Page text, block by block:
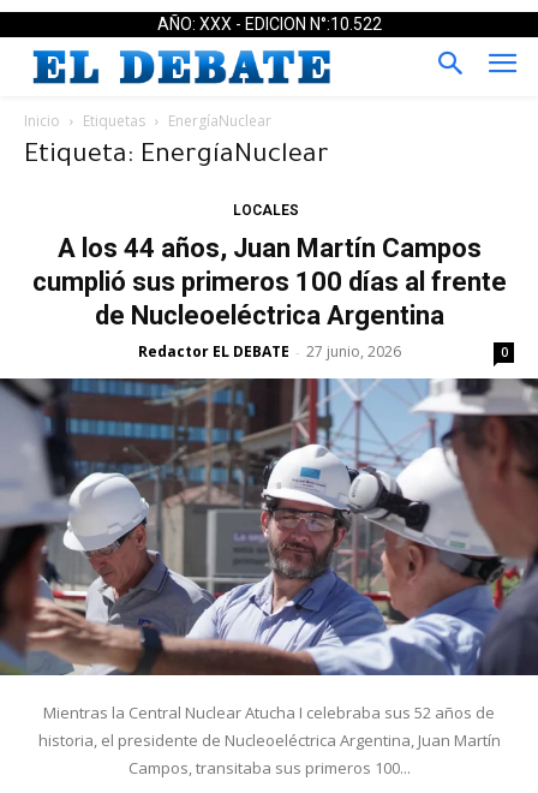
AÑO: XXX - EDICION N°:10.522
Inicio Etiquetas EnergíaNuclear
Etiqueta: EnergíaNuclear
LOCALES
A los 44 años, Juan Martín Campos
cumplió sus primeros 100 días al frente
de Nucleoeléctrica Argentina
Redactor EL DEBATE - 27 junio, 2026 0
Mientras la Central Nuclear Atucha I celebraba sus 52 años de
historia, el presidente de Nucleoeléctrica Argentina, Juan Martín
Campos, transitaba sus primeros 100...